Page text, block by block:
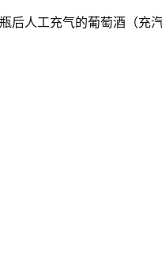
后人工充气的葡萄酒（